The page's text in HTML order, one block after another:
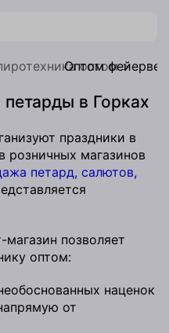
оптом
Оптом
в Горках
праздники в
розничных магазинов
петард, салютов,
позволяет
оптом:
наценок
от